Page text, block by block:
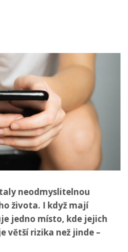
neodmyslitelnou
života. I když mají
jedno místo, kde jejich
větší rizika než jinde –